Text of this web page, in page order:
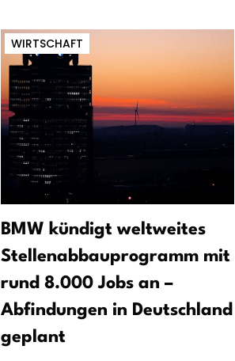
WIRTSCHAFT
BMW kündigt weltweites
Stellenabbauprogramm mit
rund 8.000 Jobs an –
Abfindungen in Deutschland
geplant